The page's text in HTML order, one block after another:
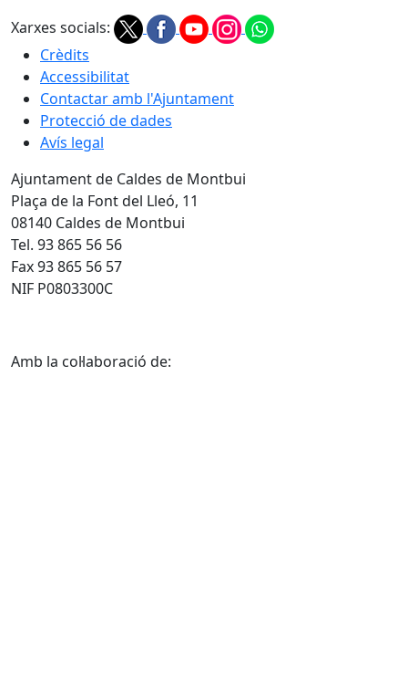
Xarxes socials:
Crèdits
Accessibilitat
Contactar amb l'Ajuntament
Protecció de dades
Avís legal
Ajuntament de Caldes de Montbui
Plaça de la Font del Lleó, 11
08140 Caldes de Montbui
Tel. 93 865 56 56
Fax 93 865 56 57
NIF P0803300C
Amb la col·laboració de: